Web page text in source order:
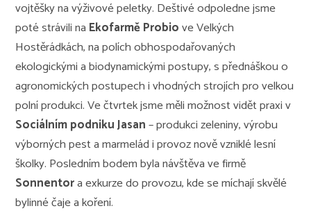
vojtěšky na výživové peletky. Deštivé odpoledne jsme
poté strávili na Ekofarmě Probiove Velkých
Hostěrádkách, na polích obhospodařovaných
ekologickými a biodynamickými postupy, s přednáškou o
agronomických postupech i vhodných strojích pro velkou
polní produkci. Ve čtvrtek jsme měli možnost vidět praxi v
Sociálním podniku Jasan– produkci zeleniny, výrobu
výborných pest a marmelád i provoz nově vzniklé lesní
školky. Posledním bodem byla návštěva ve firmě
Sonnentora exkurze do provozu, kde se míchají skvělé
bylinné čaje a koření.